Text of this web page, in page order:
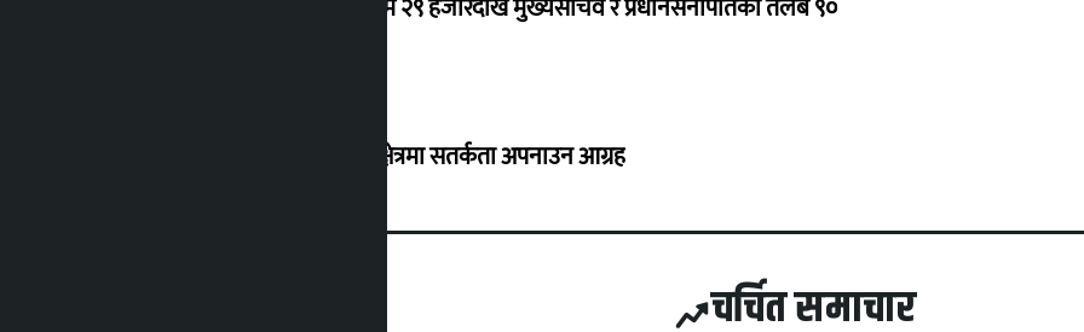
कर्मचारीको नयाँ तलबमान स्वीकृत : न्यूनतम २९ हजारदेखि मुख्यसचिव र प्रधानसेनापतिको तलब ९०
३० जिल्लामा बाढीको जोखिम, नदी तटीय क्षेत्रमा सतर्कता अपनाउन आग्रह
चर्चित समाचार